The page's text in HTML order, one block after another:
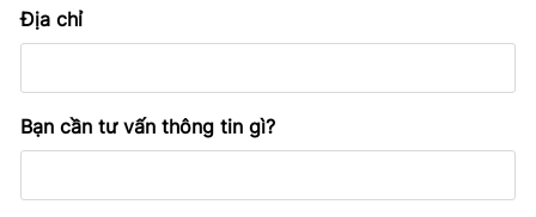
Địa chỉ
Bạn cần tư vấn thông tin gì?